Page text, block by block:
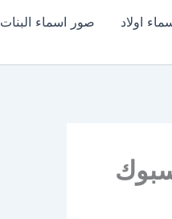
اولاد صور اسماء البنات